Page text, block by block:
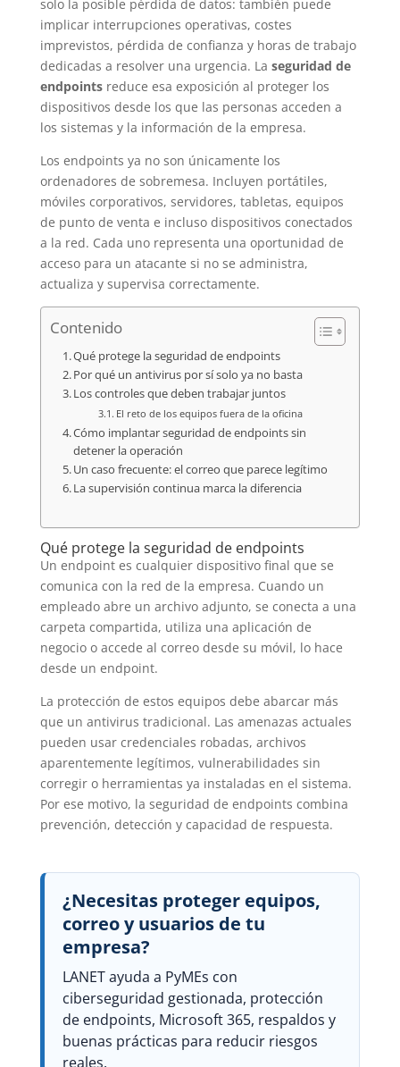
solo la posible pérdida de datos: también puede
implicar interrupciones operativas, costes
imprevistos, pérdida de confianza y horas de trabajo
dedicadas a resolver una urgencia. La seguridad de
endpointsreduce esa exposición al proteger los
dispositivos desde los que las personas acceden a
los sistemas y la información de la empresa.
Los endpoints ya no son únicamente los
ordenadores de sobremesa. Incluyen portátiles,
móviles corporativos, servidores, tabletas, equipos
de punto de venta e incluso dispositivos conectados
a la red. Cada uno representa una oportunidad de
acceso para un atacante si no se administra,
actualiza y supervisa correctamente.
Contenido
Qué protege la seguridad de endpoints
Por qué un antivirus por sí solo ya no basta
Los controles que deben trabajar juntos
El reto de los equipos fuera de la oficina
Cómo implantar seguridad de endpoints sin
detener la operación
Un caso frecuente: el correo que parece legítimo
La supervisión continua marca la diferencia
Qué protege la seguridad de endpoints
Un endpoint es cualquier dispositivo final que se
comunica con la red de la empresa. Cuando un
empleado abre un archivo adjunto, se conecta a una
carpeta compartida, utiliza una aplicación de
negocio o accede al correo desde su móvil, lo hace
desde un endpoint.
La protección de estos equipos debe abarcar más
que un antivirus tradicional. Las amenazas actuales
pueden usar credenciales robadas, archivos
aparentemente legítimos, vulnerabilidades sin
corregir o herramientas ya instaladas en el sistema.
Por ese motivo, la seguridad de endpoints combina
prevención, detección y capacidad de respuesta.
¿Necesitas proteger equipos,
correo y usuarios de tu
empresa?
LANET ayuda a PyMEs con
ciberseguridad gestionada, protección
de endpoints, Microsoft 365, respaldos y
buenas prácticas para reducir riesgos
reales.